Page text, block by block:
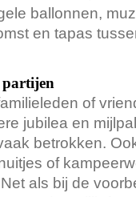
ballonnen,
en tapas
partijen
of
jubilea en
betrokken.
of
als bij de